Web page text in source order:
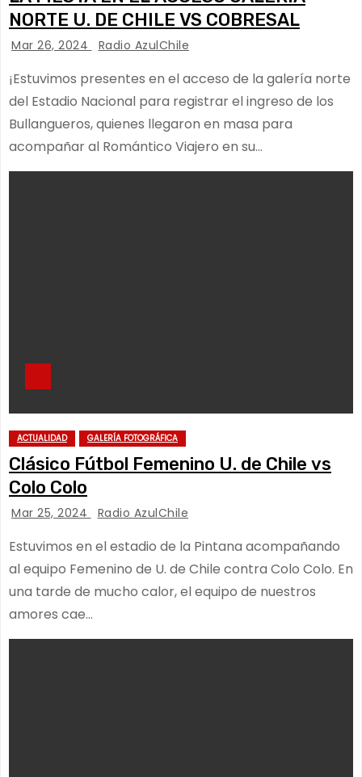
NORTE U. DE CHILE VS COBRESAL
Mar 26, 2024 Radio AzulChile
¡Estuvimos presentes en el acceso de la galería norte
del Estadio Nacional para registrar el ingreso de los
Bullangueros, quienes llegaron en masa para
acompañar al Romántico Viajero en su…
ACTUALIDAD GALERÍA FOTOGRÁFICA
Clásico Fútbol Femenino U. de Chile vs
Colo Colo
Mar 25, 2024 Radio AzulChile
Estuvimos en el estadio de la Pintana acompañando
al equipo Femenino de U. de Chile contra Colo Colo. En
una tarde de mucho calor, el equipo de nuestros
amores cae…